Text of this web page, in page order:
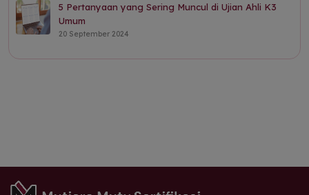
5 Pertanyaan yang Sering Muncul di Ujian Ahli K3
Umum
20 September 2024